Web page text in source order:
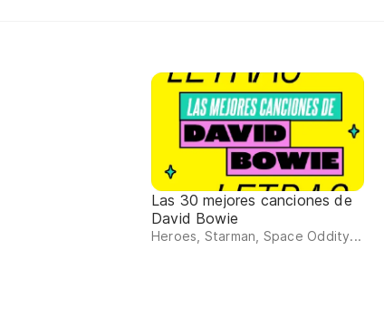
Las 30 mejores canciones de
David Bowie
Heroes, Starman, Space Oddity...